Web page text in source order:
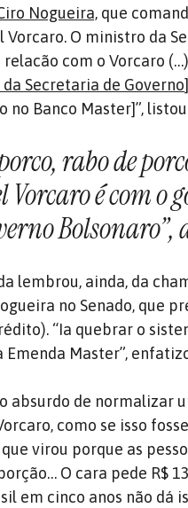
Nogueira, que
O ministro da
com o Vorcaro
Secretaria de Governo
no Banco Master]”,
rabo de
é com o
lembrou, ainda, da
no Senado, que
“Ia quebrar o
Master”,
absurdo de normalizar
como se isso
virou porque as
O cara pede R$
em cinco anos não dá